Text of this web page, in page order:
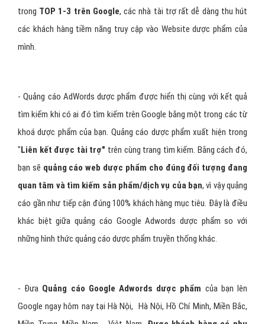
trong TOP 1-3 trên Google, các nhà tài trợ rất dễ dàng thu hút
các khách hàng tiềm năng truy cập vào Website dược phẩm của
mình.
- Quảng cáo AdWords dược phẩm được hiển thị cùng với kết quả
tìm kiếm khi có ai đó tìm kiếm trên Google bằng một trong các từ
khoá dược phẩm của bạn. Quảng cáo dược phẩm xuất hiện trong
" Liên kết được tài trợ" trên cùng trang tìm kiếm. Bằng cách đó,
bạn sẽ quảng cáo web dược phẩm cho đúng đối tượng đang
quan tâm và tìm kiếm sản phẩm/dịch vụ của bạn, vì vậy quảng
cáo gần như tiếp cận đúng 100% khách hàng mục tiêu. Đây là điều
khác biệt giữa quảng cáo Google Adwords dược phẩm so với
những hình thức quảng cáo dược phẩm truyền thống khác.
- Đưa Quảng cáo Google Adwords dược phẩm của bạn lên
Google ngay hôm nay tại Hà Nội, Hà Nội, Hồ Chí Minh, Miền Bắc,